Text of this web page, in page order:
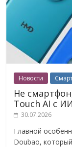
Новости
Не
Touch AI с ИИ
30.07.2026
Главной
Doubao,